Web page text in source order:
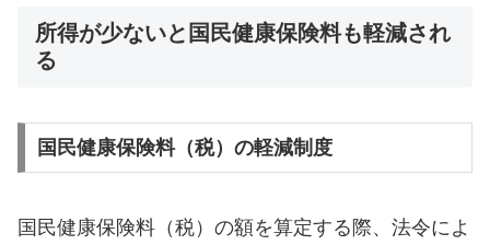
所得が少ないと国民健康保険料も軽減され
る
国民健康保険料（税）の軽減制度
国民健康保険料（税）の額を算定する際、法令によ